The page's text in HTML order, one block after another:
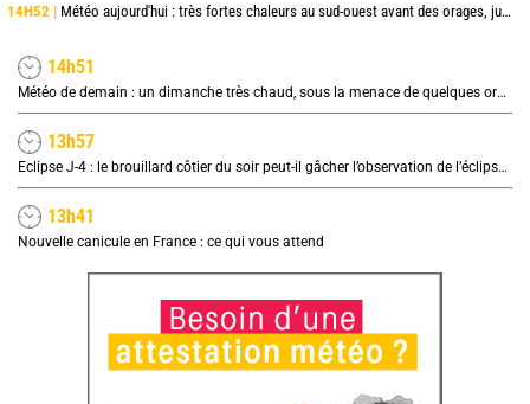
14H52 | Météo aujourd'hui : très fortes chaleurs au sud-ouest avant des orages, jusqu'à 39°C
14h51
Météo de demain : un dimanche très chaud, sous la menace de quelques orages
13h57
Eclipse J-4 : le brouillard côtier du soir peut-il gâcher l’observation de l’éclipse à la plage ?
13h41
Nouvelle canicule en France : ce qui vous attend